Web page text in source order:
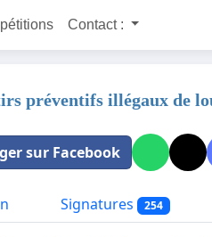
Contact :
préventifs illégaux de
sur Facebook
Signatures 254